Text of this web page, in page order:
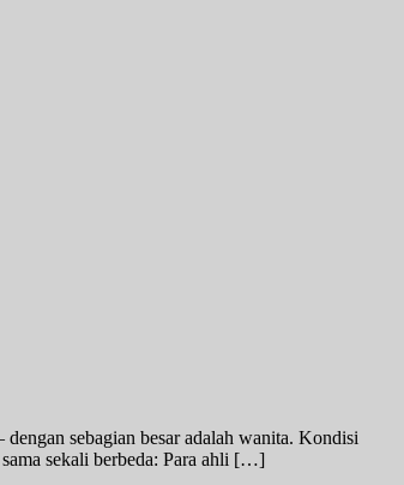
sebagian besar adalah wanita. Kondisi
sama sekali berbeda: Para ahli […]